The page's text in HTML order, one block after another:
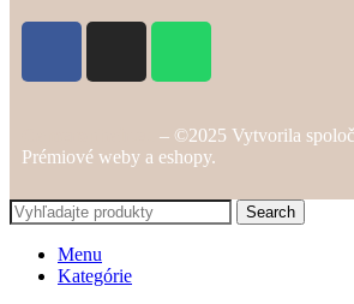
– ©2025 Vytvorila
Prémiové weby a eshopy.
Search
Menu
Kategórie